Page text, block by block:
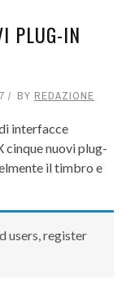
PLUG-IN
BY REDAZIONE
interfacce
cinque nuovi plug-
il timbro e
users, register